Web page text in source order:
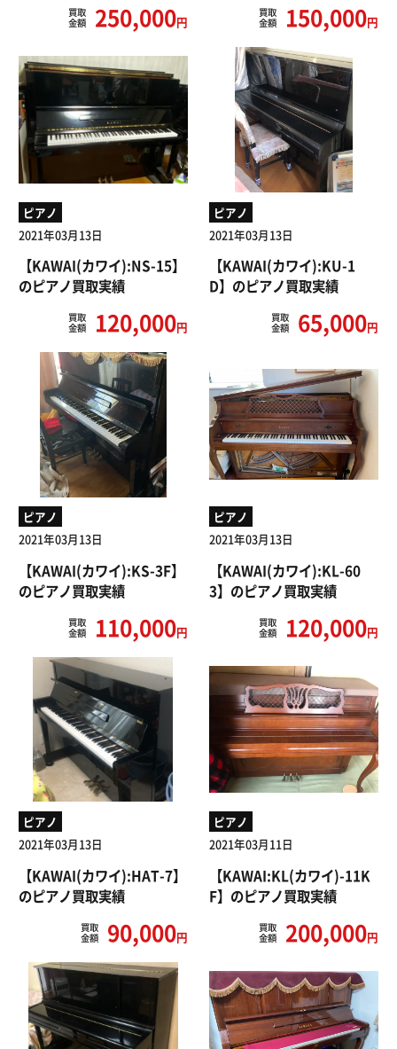
買取
金額
250,000円
買取
金額
150,000円
ピアノ
2021年03月13日
【KAWAI(カワイ):NS-15】
のピアノ買取実績
買取
金額
120,000円
ピアノ
2021年03月13日
【KAWAI(カワイ):KU-1
D】のピアノ買取実績
買取
金額
65,000円
ピアノ
2021年03月13日
【KAWAI(カワイ):KS-3F】
のピアノ買取実績
買取
金額
110,000円
ピアノ
2021年03月13日
【KAWAI(カワイ):KL-60
3】のピアノ買取実績
買取
金額
120,000円
ピアノ
2021年03月13日
【KAWAI(カワイ):HAT-7】
のピアノ買取実績
買取
金額
90,000円
ピアノ
2021年03月11日
【KAWAI:KL(カワイ)-11K
F】のピアノ買取実績
買取
金額
200,000円